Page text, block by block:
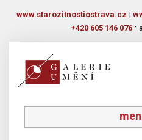
www.starozitnostiostrava.cz |
+420 605 146 076 ·